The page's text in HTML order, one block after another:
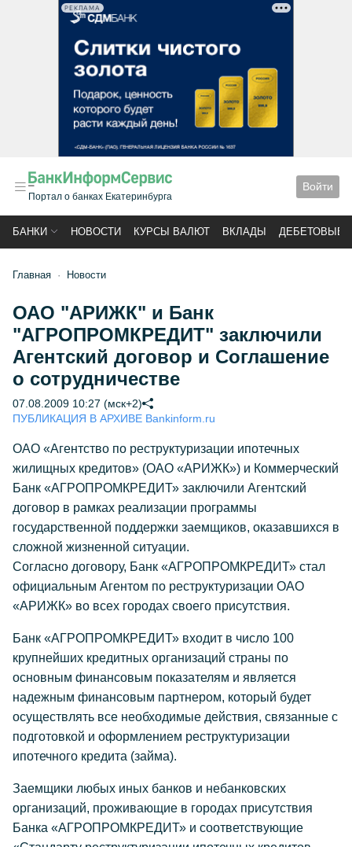
РЕКЛАМА
Портал о банках Екатеринбурга
Войти
БАНКИ НОВОСТИ КУРСЫ ВАЛЮТ ВКЛАДЫ ДЕБЕТОВЫЕ
Главная Новости
ОАО "АРИЖК" и Банк
"АГРОПРОМКРЕДИТ" заключили
Агентский договор и Соглашение
о сотрудничестве
07.08.2009 10:27 (мск+2)
ПУБЛИКАЦИЯ В АРХИВЕ Bankinform.ru
ОАО «Агентство по реструктуризации ипотечных
жилищных кредитов» (ОАО «АРИЖК») и Коммерческий
Банк «АГРОПРОМКРЕДИТ» заключили Агентский
договор в рамках реализации программы
государственной поддержки заемщиков, оказавшихся в
сложной жизненной ситуации.
Согласно договору, Банк «АГРОПРОМКРЕДИТ» стал
официальным Агентом по реструктуризации ОАО
«АРИЖК» во всех городах своего присутствия.
Банк «АГРОПРОМКРЕДИТ» входит в число 100
крупнейших кредитных организаций страны по
основным финансовым показателям и является
надежным финансовым партнером, который будет
осуществлять все необходимые действия, связанные с
подготовкой и оформлением реструктуризации
ипотечного кредита (займа).
Заемщики любых иных банков и небанковских
организаций, проживающие в городах присутствия
Банка «АГРОПРОМКРЕДИТ» и соответствующие